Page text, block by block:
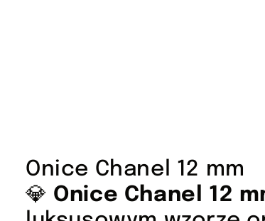
Onice Chanel 12 mm
💎 Onice Chanel 12